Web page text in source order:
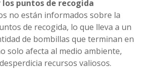
los puntos de recogida
no están informados sobre la
de recogida, lo que lleva a un
de bombillas que terminan en
solo afecta al medio ambiente,
recursos valiosos.